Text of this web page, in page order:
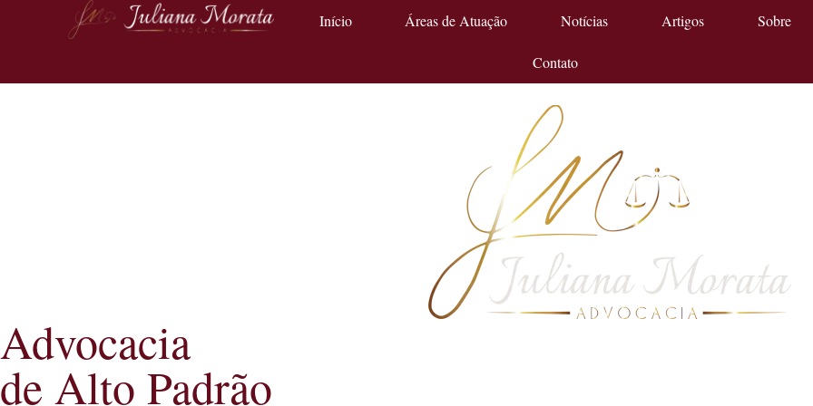
Início Áreas de Atuação Notícias Artigos Sobre
Contato
Advocacia
de Alto Padrão